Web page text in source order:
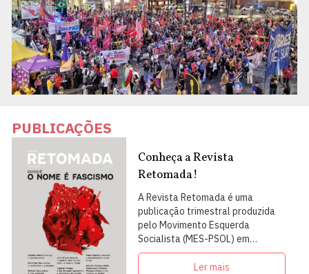
PUBLICAÇÕES
Conheça a Revista
Retomada!
A Revista Retomada é uma
publicação trimestral produzida
pelo Movimento Esquerda
Socialista (MES-PSOL) em
articulação com intelectuais,
militantes e artistas
Ler mais